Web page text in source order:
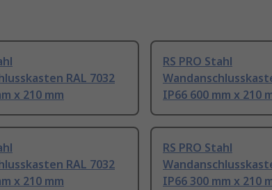
RAL 7032
x 210 mm
RS PRO Stahl
IP66 600 mm x 210
RAL 7032
x 210 mm
RS PRO Stahl
IP66 300 mm x 210